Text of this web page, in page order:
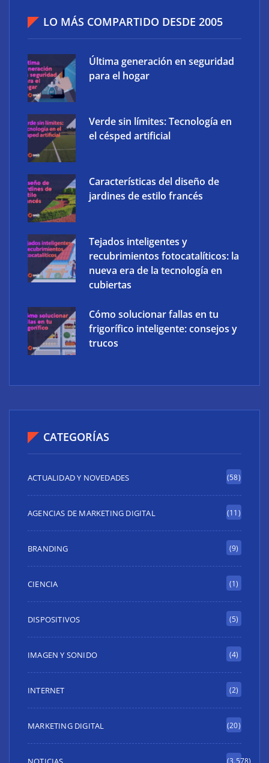
LO MÁS COMPARTIDO DESDE 2005
Última generación en seguridad
para el hogar
Verde sin límites: Tecnología en
el césped artificial
Características del diseño de
jardines de estilo francés
Tejados inteligentes y
recubrimientos fotocatalíticos: la
nueva era de la tecnología en
cubiertas
Cómo solucionar fallas en tu
frigorífico inteligente: consejos y
trucos
CATEGORÍAS
ACTUALIDAD Y NOVEDADES (58)
AGENCIAS DE MARKETING DIGITAL (11)
BRANDING (9)
CIENCIA (1)
DISPOSITIVOS (5)
IMAGEN Y SONIDO (4)
INTERNET (2)
MARKETING DIGITAL (20)
(3.578)